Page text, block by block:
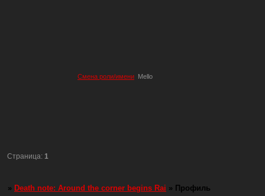
Смена роли/имени Mello
Страница:1
» Death note: Around the corner begins Rai » Профиль